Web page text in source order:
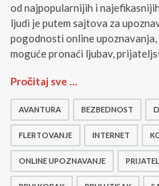
od najpopularnijih i
ljudi je putem sajtova za
pogodnosti online
moguće pronaći ljubav,
S
t
a
p
Pročitaj sve …
AVANTURA BEZBEDNOST
FLERTOVANJE INTERNET
ONLINE UPOZNAVANJE